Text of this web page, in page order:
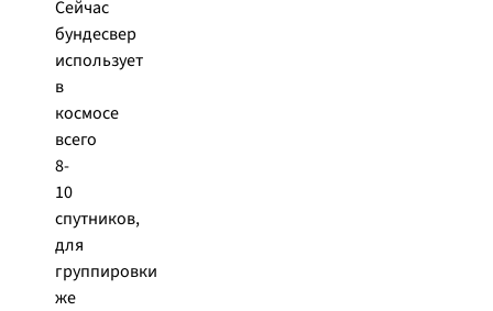
Сейчас
бундесвер
использует
в
космосе
всего
8-
10
спутников,
для
группировки
же